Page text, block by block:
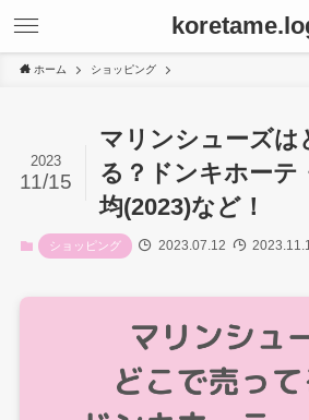
ホーム ショッピング
マリンシューズは
る？ドンキホーテ
均(2023)など！
2023
11/15
ショッピング 2023.07.12